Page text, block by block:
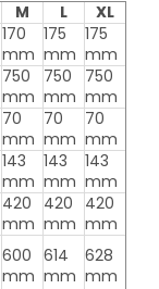
M L
XL
170
mm
175
mm
175
mm
750
mm
750
mm
750
mm
70
mm
70
mm
70
mm
143
mm
143
mm
143
mm
420
mm
420
mm
420
mm
600
mm
614
mm
628
mm